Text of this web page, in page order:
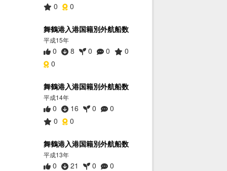
0
0
舞鶴港入港国籍別外航船数
平成15年
0 8 0 0
0
0
舞鶴港入港国籍別外航船数
平成14年
0 16 0
0
0
0
舞鶴港入港国籍別外航船数
平成13年
0 21 0
0